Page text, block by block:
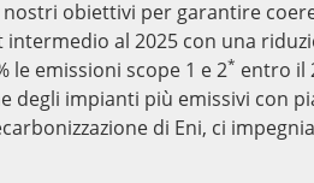
obiettivi per garantire
al 2025 con una
emissioni scope 1 e 2* entro il
degli impianti più emissivi con
di Eni, ci